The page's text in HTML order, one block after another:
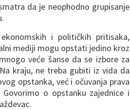
da je neophodno grupisanje
i političkih pritisaka,
mediji mogu opstati jedino kroz
veće šanse da se izbore za
kraju, ne treba gubiti iz vida da
opstanka, već i očuvanja prava
o opstanku zajednice i